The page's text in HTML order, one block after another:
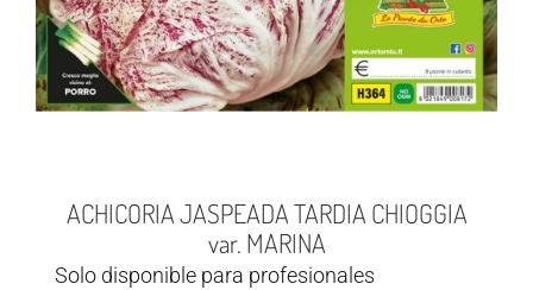
ACHICORIA JASPEADA TARDIA CHIOGGIA
var. MARINA
Solo disponible para profesionales